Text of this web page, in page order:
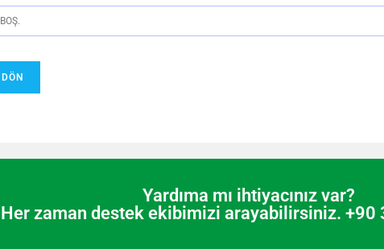
Yardıma mı ihtiyacınız var?
Her zaman destek ekibimizi arayabilirsiniz. +90